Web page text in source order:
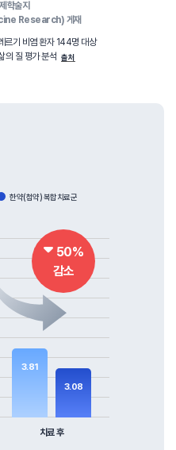
학술지
Research) 게재
르기 비염 환자 144명 대상
의 질 평가 분석 출처
한약(첩약) 복합치료군
3.81
3.08
치료 후
50%
감소